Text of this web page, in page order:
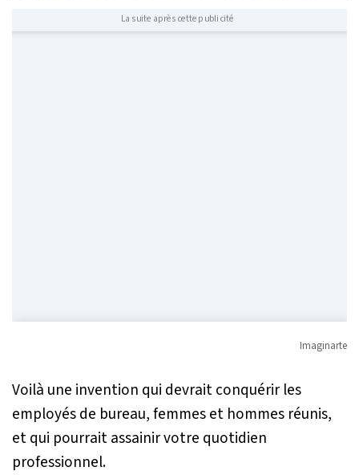
La suite après cette publicité
Imaginarte
Voilà une invention qui devrait conquérir les
employés de bureau, femmes et hommes réunis,
et qui pourrait assainir votre quotidien
professionnel.